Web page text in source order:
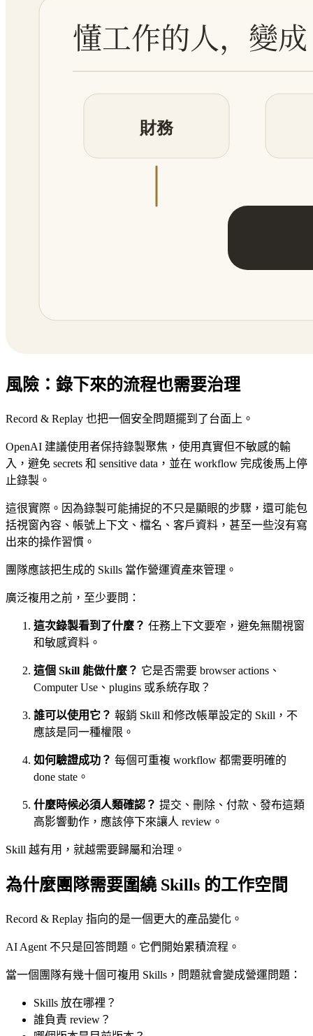
風險：錄下來的流程也需要治理
Record & Replay 也把一個安全問題擺到了台面上。
OpenAI 建議使用者保持錄製聚焦，使用真實但不敏感的輸
入，避免 secrets 和 sensitive data，並在 workflow 完成後馬上停
止錄製。
這很實際。因為錄製可能捕捉的不只是顯眼的步驟，還可能包
括視窗內容、帳號上下文、檔名、客戶資料，甚至一些沒有寫
出來的操作習慣。
團隊應該把生成的 Skills 當作營運資產來管理。
廣泛複用之前，至少要問：
這次錄製看到了什麼？ 任務上下文要窄，避免無關視窗
和敏感資料。
這個 Skill 能做什麼？ 它是否需要 browser actions、
Computer Use、plugins 或系統存取？
誰可以使用它？ 報銷 Skill 和修改帳單設定的 Skill，不
應該是同一種權限。
如何驗證成功？ 每個可重複 workflow 都需要明確的
done state。
什麼時候必須人類確認？ 提交、刪除、付款、發布這類
高影響動作，應該停下來讓人 review。
Skill 越有用，就越需要歸屬和治理。
為什麼團隊需要圍繞 Skills 的工作空間
Record & Replay 指向的是一個更大的產品變化。
AI Agent 不只是回答問題。它們開始累積流程。
當一個團隊有幾十個可複用 Skills，問題就會變成營運問題：
Skills 放在哪裡？
誰負責 review？